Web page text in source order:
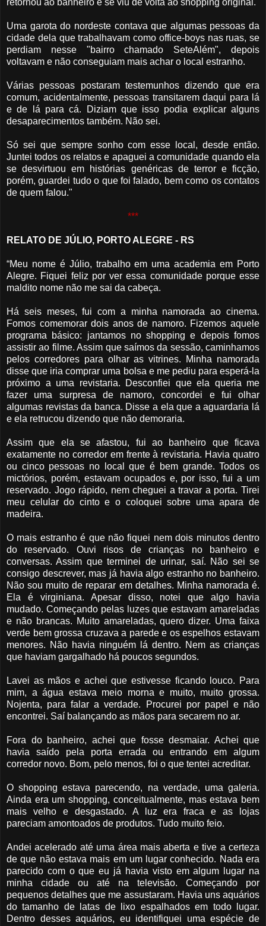
retornou ao banheiro e se viu de volta ao shopping original.
Uma garota do nordeste contava que algumas pessoas da
cidade dela que trabalhavam como office-boys nas ruas, se
perdiam nesse "bairro chamado SeteAlém", depois
voltavam e não conseguiam mais achar o local estranho.
Várias pessoas postaram testemunhos dizendo que era
comum, acidentalmente, pessoas transitarem daqui para lá
e de lá para cá. Diziam que isso podia explicar alguns
desaparecimentos também. Não sei.
Só sei que sempre sonho com esse local, desde então.
Juntei todos os relatos e apaguei a comunidade quando ela
se desvirtuou em histórias genéricas de terror e ficção,
porém, guardei tudo o que foi falado, bem como os contatos
de quem falou."
***
RELATO DE JÚLIO, PORTO ALEGRE - RS
“Meu nome é Júlio, trabalho em uma academia em Porto
Alegre. Fiquei feliz por ver essa comunidade porque esse
maldito nome não me sai da cabeça.
Há seis meses, fui com a minha namorada ao cinema.
Fomos comemorar dois anos de namoro. Fizemos aquele
programa básico: jantamos no shopping e depois fomos
assistir ao filme. Assim que saímos da sessão, caminhamos
pelos corredores para olhar as vitrines. Minha namorada
disse que iria comprar uma bolsa e me pediu para esperá-la
próximo a uma revistaria. Desconfiei que ela queria me
fazer uma surpresa de namoro, concordei e fui olhar
algumas revistas da banca. Disse a ela que a aguardaria lá
e ela retrucou dizendo que não demoraria.
Assim que ela se afastou, fui ao banheiro que ficava
exatamente no corredor em frente à revistaria. Havia quatro
ou cinco pessoas no local que é bem grande. Todos os
mictórios, porém, estavam ocupados e, por isso, fui a um
reservado. Jogo rápido, nem cheguei a travar a porta. Tirei
meu celular do cinto e o coloquei sobre uma apara de
madeira.
O mais estranho é que não fiquei nem dois minutos dentro
do reservado. Ouvi risos de crianças no banheiro e
conversas. Assim que terminei de urinar, saí. Não sei se
consigo descrever, mas já havia algo estranho no banheiro.
Não sou muito de reparar em detalhes. Minha namorada é.
Ela é virginiana. Apesar disso, notei que algo havia
mudado. Começando pelas luzes que estavam amareladas
e não brancas. Muito amareladas, quero dizer. Uma faixa
verde bem grossa cruzava a parede e os espelhos estavam
menores. Não havia ninguém lá dentro. Nem as crianças
que haviam gargalhado há poucos segundos.
Lavei as mãos e achei que estivesse ficando louco. Para
mim, a água estava meio morna e muito, muito grossa.
Nojenta, para falar a verdade. Procurei por papel e não
encontrei. Saí balançando as mãos para secarem no ar.
Fora do banheiro, achei que fosse desmaiar. Achei que
havia saído pela porta errada ou entrando em algum
corredor novo. Bom, pelo menos, foi o que tentei acreditar.
O shopping estava parecendo, na verdade, uma galeria.
Ainda era um shopping, conceitualmente, mas estava bem
mais velho e desgastado. A luz era fraca e as lojas
pareciam amontoados de produtos. Tudo muito feio.
Andei acelerado até uma área mais aberta e tive a certeza
de que não estava mais em um lugar conhecido. Nada era
parecido com o que eu já havia visto em algum lugar na
minha cidade ou até na televisão. Começando por
pequenos detalhes que me assustaram. Havia uns aquários
do tamanho de latas de lixo espalhados em todo lugar.
Dentro desses aquários, eu identifiquei uma espécie de